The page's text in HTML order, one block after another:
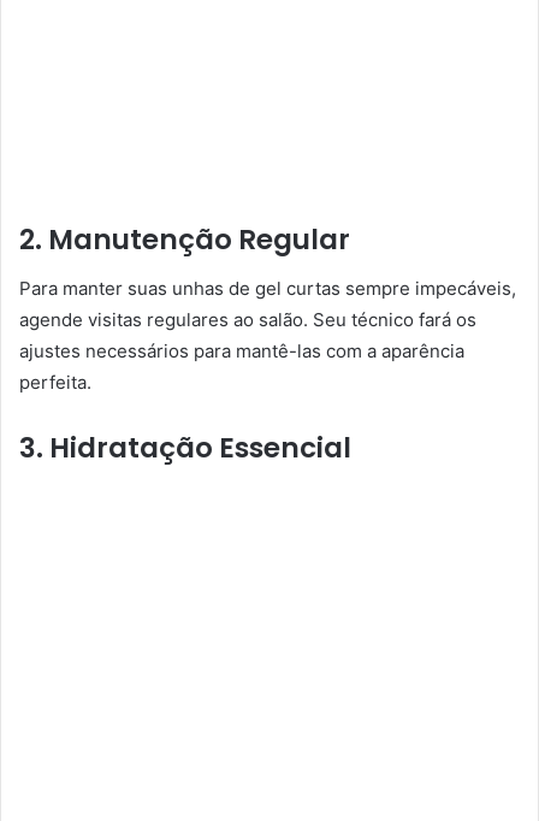
2. Manutenção Regular
Para manter suas unhas de gel curtas sempre impecáveis,
agende visitas regulares ao salão. Seu técnico fará os
ajustes necessários para mantê-las com a aparência
perfeita.
3. Hidratação Essencial